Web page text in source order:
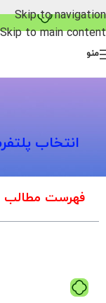
خرید
Skip to navigation
Skip to main content
منو
انتخاب
فهرست مطالب